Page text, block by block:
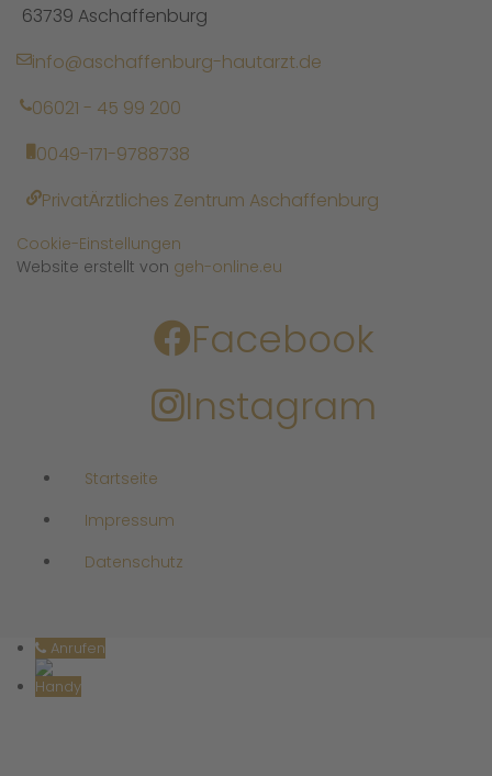
63739 Aschaffenburg
info@aschaffenburg-hautarzt.de
06021 - 45 99 200
0049-171-9788738
PrivatÄrztliches Zentrum Aschaffenburg
Cookie-Einstellungen
Website erstellt von geh-online.eu
Facebook
Instagram
Startseite
Impressum
Datenschutz
Anrufen
Handy